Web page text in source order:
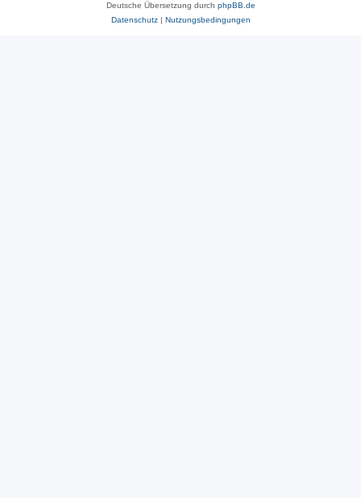
Deutsche Übersetzung durch phpBB.de
Datenschutz| Nutzungsbedingungen